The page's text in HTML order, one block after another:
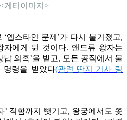
게티이미지>
엡스타인 문제’가 다시 불거졌고,
자에게 튄 것이다. 앤드류 왕자는
납 의혹’을 받고, 모든 공직에서 물
명령을 받았다(관련 딴지 기사 링
’ 직함까지 뺏기고, 왕궁에서도 쫓